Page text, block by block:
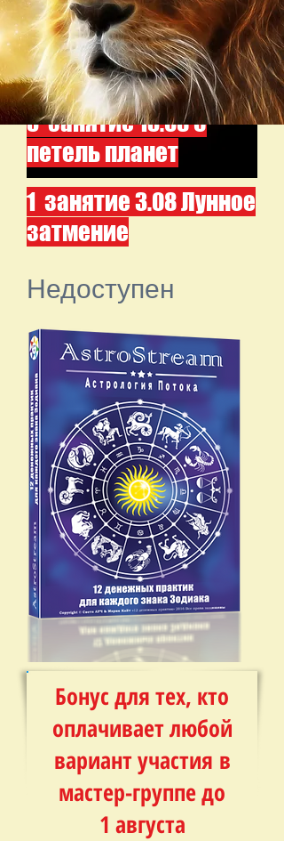
1 занятие 3.08 Лунное
затмение
Триада Высших планет и их
действие в ретроградной
фазе - что можно проработать
на внутреннем плане в этот
период
3 занятие 13.08 5
петель планет
Недоступен
Бонус для тех, кто
оплачивает любой
вариант участия в
мастер-группе до
1 августа